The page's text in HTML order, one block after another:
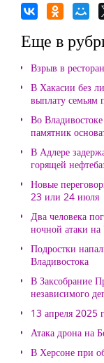
Еще в
Взрыв в
В Хакасии без
выплату
Во
памятник
В Адлере
горящей
Новые
23 или 24 июля
Два человека
ночной атаки на
Подростки
Владивостока
В Заксобрание
независимого
13 апреля 2025
Атака дрона на
В Херсоне при